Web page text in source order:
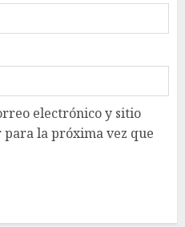
electrónico y sitio
la próxima vez que